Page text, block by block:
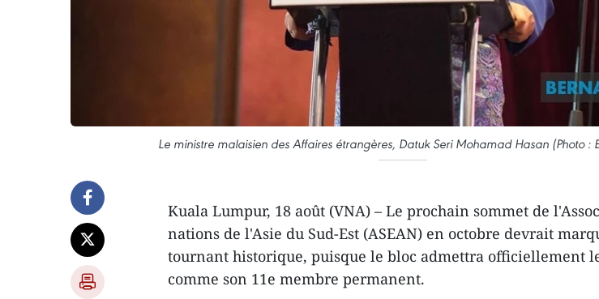
Le ministre malaisien des Affaires étrangères, Datuk Seri Mohamad Hasan (Photo :
Kuala Lumpur, 18 août (VNA) – Le prochain sommet de
nations de l'Asie du Sud-Est (ASEAN) en octobre devrait
tournant historique, puisque le bloc admettra officiellement
comme son 11e membre permanent.